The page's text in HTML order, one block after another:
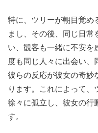
特に、ツリーが朝目覚
まし、その後、同じ日
い、観客も一緒に不安を
度も同じ人々に出会い、
彼らの反応が彼女の奇妙
ります。これによって、
徐々に孤立し、彼女の行
す。